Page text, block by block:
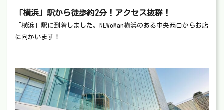
「横浜」駅から徒歩約2分！アクセス抜群！
「横浜」駅に到着しました。NEWoMan横浜のある中央西口からお店
に向かいます！